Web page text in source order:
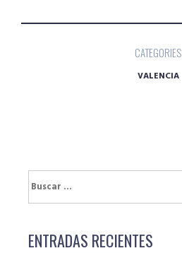
CATEGORIES
VALENCIA
Buscar:
ENTRADAS RECIENTES